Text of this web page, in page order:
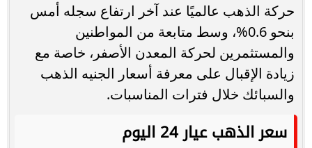
حركة الذهب عالميًا عند آخر ارتفاع سجله أمس
بنحو 0.6%، وسط متابعة من المواطنين
والمستثمرين لحركة المعدن الأصفر، خاصة مع
زيادة الإقبال على معرفة أسعار الجنيه الذهب
والسبائك خلال فترات المناسبات.
سعر الذهب عيار 24 اليوم